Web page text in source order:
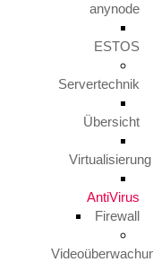
anynode
ESTOS
Servertechnik
Übersicht
Virtualisierung
AntiVirus
Firewall